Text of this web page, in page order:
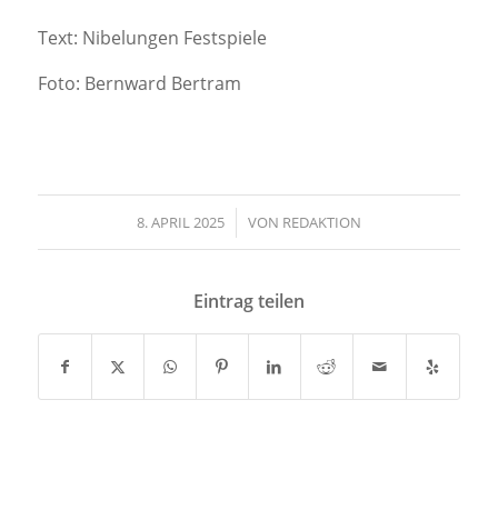
Text: Nibelungen Festspiele
Foto: Bernward Bertram
8. APRIL 2025
/ VON REDAKTION
Eintrag teilen